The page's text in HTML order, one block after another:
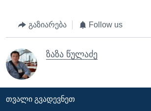
გაზიარება Follow us
ზაზა წულაძე
ᲗᲕᲐᲚᲘ ᲒᲕᲐᲓᲔᲕᲜᲔᲗ